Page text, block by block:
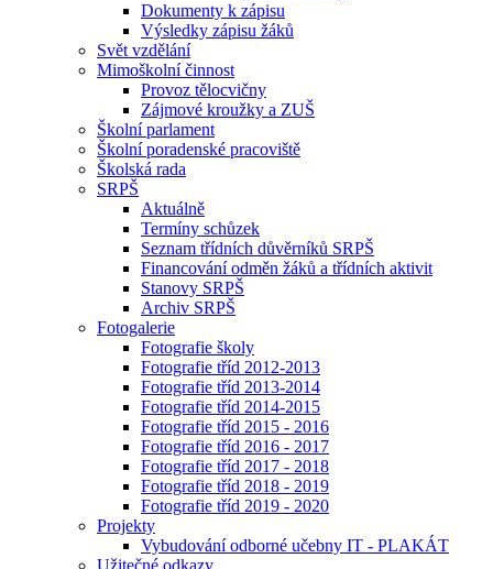
Dokumenty k zápisu
Výsledky zápisu žáků
Svět vzdělání
Mimoškolní činnost
Provoz tělocvičny
Zájmové kroužky a ZUŠ
Školní parlament
Školní poradenské pracoviště
Školská rada
SRPŠ
Aktuálně
Termíny schůzek
Seznam třídních důvěrníků SRPŠ
Financování odměn žáků a třídních aktivit
Stanovy SRPŠ
Archiv SRPŠ
Fotogalerie
Fotografie školy
Fotografie tříd 2012-2013
Fotografie tříd 2013-2014
Fotografie tříd 2014-2015
Fotografie tříd 2015 - 2016
Fotografie tříd 2016 - 2017
Fotografie tříd 2017 - 2018
Fotografie tříd 2018 - 2019
Fotografie tříd 2019 - 2020
Projekty
Vybudování odborné učebny IT - PLAKÁT
Užitečné odkazy